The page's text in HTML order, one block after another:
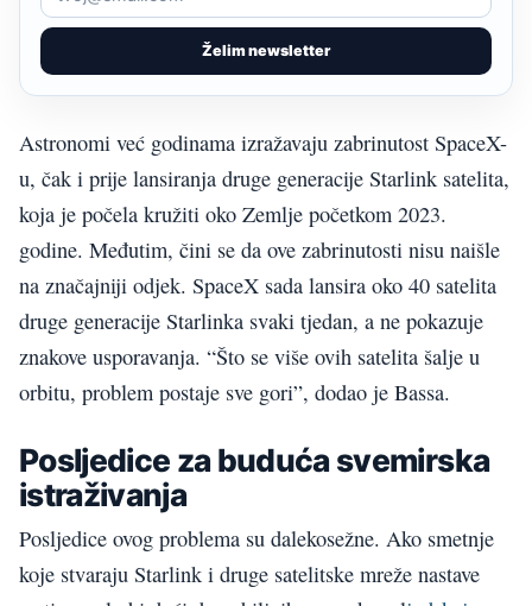
Želim newsletter
Astronomi već godinama izražavaju zabrinutost SpaceX-
u, čak i prije lansiranja druge generacije Starlink satelita,
koja je počela kružiti oko Zemlje početkom 2023.
godine. Međutim, čini se da ove zabrinutosti nisu naišle
na značajniji odjek. SpaceX sada lansira oko 40 satelita
druge generacije Starlinka svaki tjedan, a ne pokazuje
znakove usporavanja. “Što se više ovih satelita šalje u
orbitu, problem postaje sve gori”, dodao je Bassa.
Posljedice za buduća svemirska
istraživanja
Posljedice ovog problema su dalekosežne. Ako smetnje
koje stvaraju Starlink i druge satelitske mreže nastave